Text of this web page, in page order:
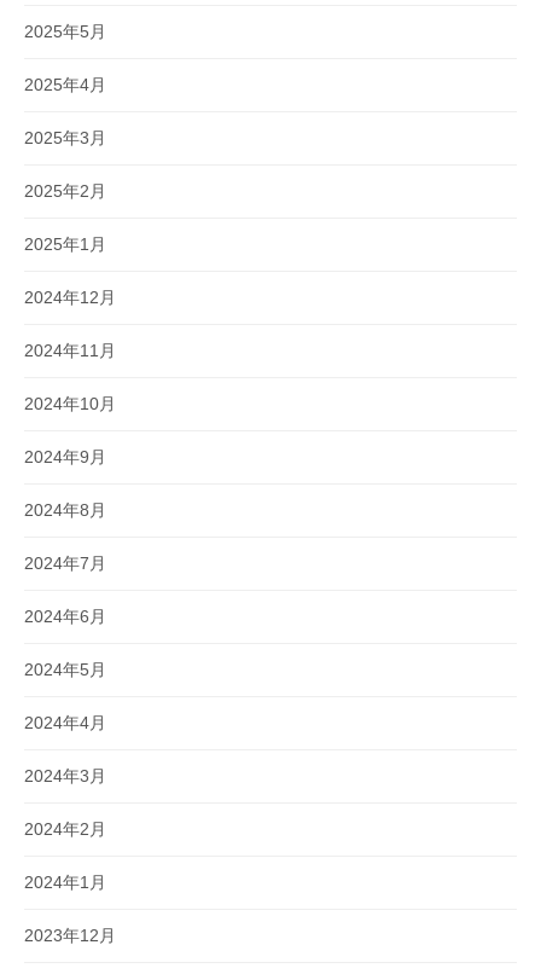
2025年5月
2025年4月
2025年3月
2025年2月
2025年1月
2024年12月
2024年11月
2024年10月
2024年9月
2024年8月
2024年7月
2024年6月
2024年5月
2024年4月
2024年3月
2024年2月
2024年1月
2023年12月